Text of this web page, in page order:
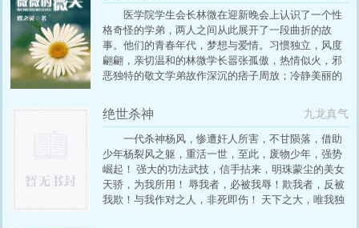
医学院学生会长林微在迎新晚会上认识了一个性
格奇怪的学弟，两人之间从此展开了一段曲折的故
事。他们的青春年代，梦想与爱情。习惯独立，风度
翩翩，亲切温和的林微学长嚣张孤傲，热情似火，邪
恶独特的敬文学弟故作深沉的痞子周放；冷静美丽的
叶敬辉。一群人嬉笑怒骂，共同上演了“合久必分，分
久又合，相爱多年，伤害多年”的狗血戏码摸爬打滚遍
体鳞伤时，也终于明白了男人之间河蟹的相处方式
——接吻的激情，只延续几秒；做爱的快感，只延续
几分钟而牵手的信任，却可以，一辈子……内容标
签：强强情有独钟年下
绝世杀神 九龙真气
一代杀神杨风，惨遭奸人所害，不甘陨落，借助
少年杨裂风之躯，重活一世，至此，废物少年，强势
崛起！ 强大的功法武技，信手拈来，明珠蒙尘的美女
天骄，为我所用！ 辱我者，必被我辱！欺我者，反被
我欺！与我作对之人，非死即伤！ 天下之大，唯我独